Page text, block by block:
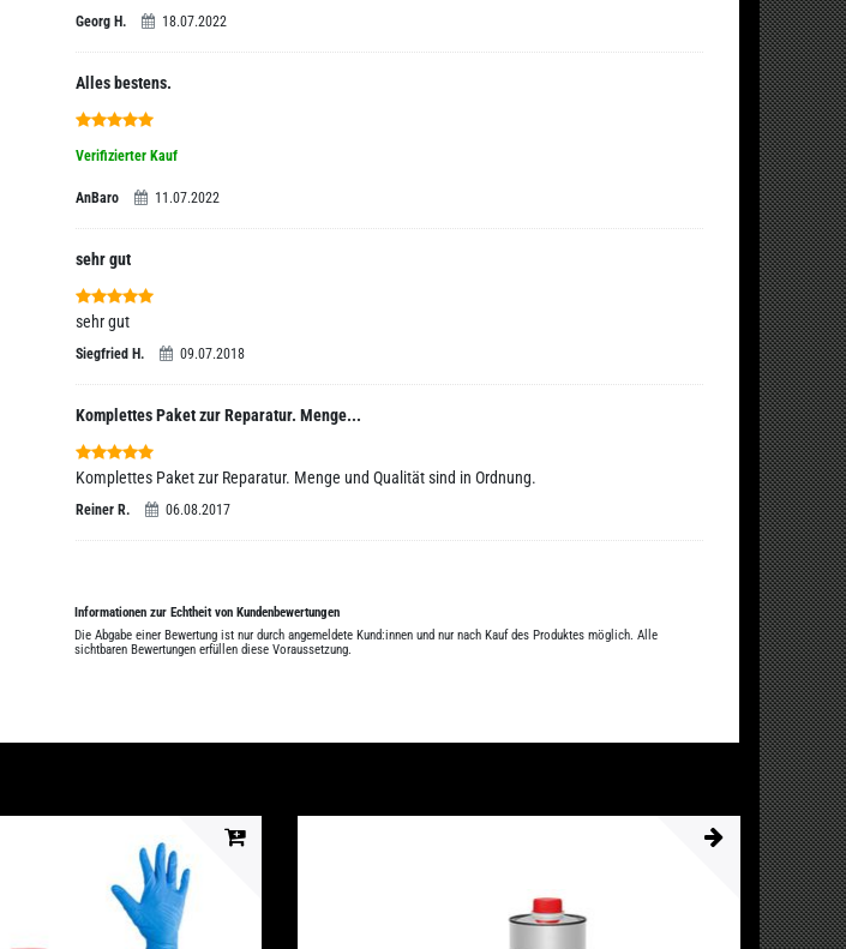
Georg H. 18.07.2022
Alles bestens.
Verifizierter Kauf
AnBaro 11.07.2022
sehr gut
sehr gut
Siegfried H. 09.07.2018
Komplettes Paket zur Reparatur. Menge...
Komplettes Paket zur Reparatur. Menge und Qualität sind in Ordnung.
Reiner R. 06.08.2017
Informationen zur Echtheit von Kundenbewertungen
Die Abgabe einer Bewertung ist nur durch angemeldete Kund:innen und nur nach Kauf des Produktes möglich. Alle
sichtbaren Bewertungen erfüllen diese Voraussetzung.